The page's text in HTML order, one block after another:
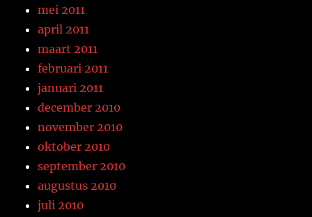
mei 2011
april 2011
maart 2011
februari 2011
januari 2011
december 2010
november 2010
oktober 2010
september 2010
augustus 2010
juli 2010